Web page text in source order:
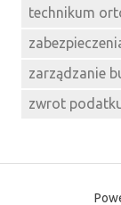
technikum
zarządzanie
zwrot